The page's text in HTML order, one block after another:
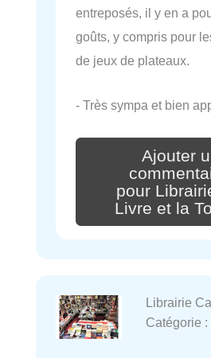
entreposés, il y en a
goûts, y compris pour
de jeux de plateaux.
- Très sympa et bien
Ajouter
pour
Livre et la
Librairie
Catégorie :